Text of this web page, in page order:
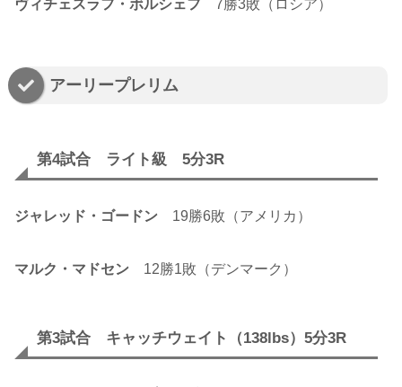
ヴィチェスラフ・ボルシェフ 7勝3敗（ロシア）
アーリープレリム
第4試合 ライト級 5分3R
ジャレッド・ゴードン 19勝6敗（アメリカ）
マルク・マドセン 12勝1敗（デンマーク）
第3試合 キャッチウェイト（138lbs）5分3R